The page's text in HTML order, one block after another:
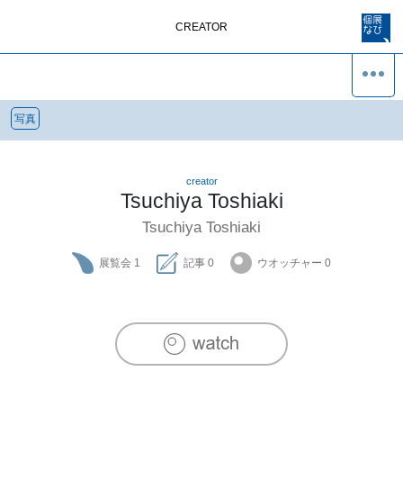
CREATOR
写真
creator
Tsuchiya Toshiaki
Tsuchiya Toshiaki
展覧会 1 記事 0 ウオッチャー 0